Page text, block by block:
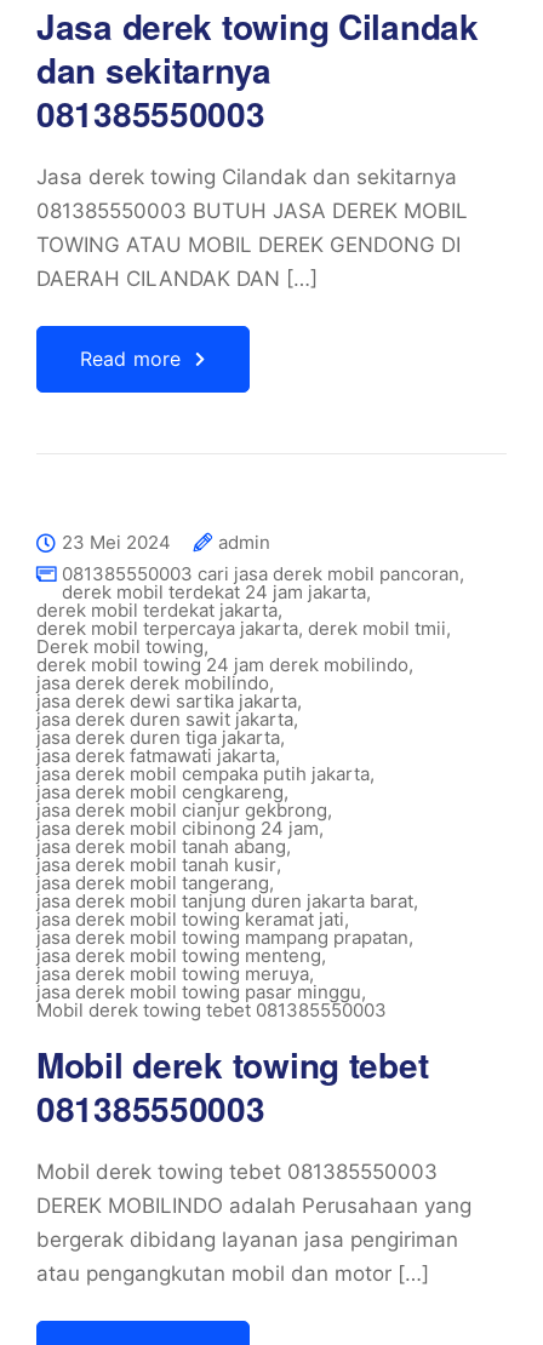
Jasa derek towing Cilandak
dan sekitarnya
081385550003
Jasa derek towing Cilandak dan sekitarnya
081385550003 BUTUH JASA DEREK MOBIL
TOWING ATAU MOBIL DEREK GENDONG DI
DAERAH CILANDAK DAN […]
Read more
23 Mei 2024
admin
081385550003 cari jasa derek mobil pancoran,
derek mobil terdekat 24 jam jakarta,
derek mobil terdekat jakarta,
derek mobil terpercaya jakarta, derek mobil tmii,
Derek mobil towing,
derek mobil towing 24 jam derek mobilindo,
jasa derek derek mobilindo,
jasa derek dewi sartika jakarta,
jasa derek duren sawit jakarta,
jasa derek duren tiga jakarta,
jasa derek fatmawati jakarta,
jasa derek mobil cempaka putih jakarta,
jasa derek mobil cengkareng,
jasa derek mobil cianjur gekbrong,
jasa derek mobil cibinong 24 jam,
jasa derek mobil tanah abang,
jasa derek mobil tanah kusir,
jasa derek mobil tangerang,
jasa derek mobil tanjung duren jakarta barat,
jasa derek mobil towing keramat jati,
jasa derek mobil towing mampang prapatan,
jasa derek mobil towing menteng,
jasa derek mobil towing meruya,
jasa derek mobil towing pasar minggu,
Mobil derek towing tebet 081385550003
Mobil derek towing tebet
081385550003
Mobil derek towing tebet 081385550003
DEREK MOBILINDO adalah Perusahaan yang
bergerak dibidang layanan jasa pengiriman
atau pengangkutan mobil dan motor […]